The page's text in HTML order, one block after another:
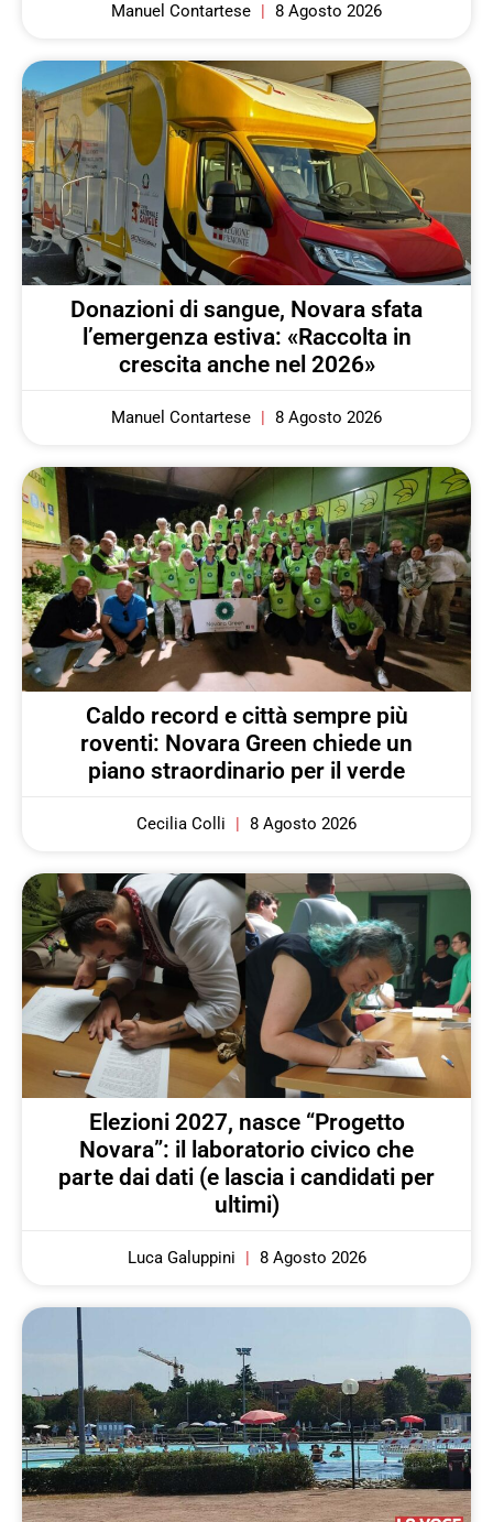
Manuel Contartese 8 Agosto 2026
Donazioni di sangue, Novara sfata
l’emergenza estiva: «Raccolta in
crescita anche nel 2026»
Manuel Contartese 8 Agosto 2026
Caldo record e città sempre più
roventi: Novara Green chiede un
piano straordinario per il verde
Cecilia Colli 8 Agosto 2026
Elezioni 2027, nasce “Progetto
Novara”: il laboratorio civico che
parte dai dati (e lascia i candidati per
ultimi)
Luca Galuppini 8 Agosto 2026